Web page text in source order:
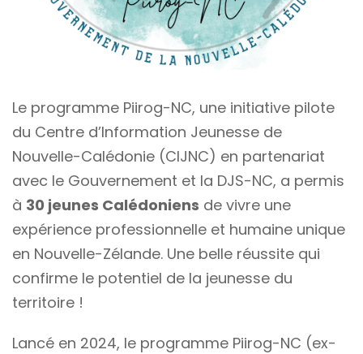
Le programme Piirog-NC, une initiative pilote
du Centre d’Information Jeunesse de
Nouvelle-Calédonie (CIJNC) en partenariat
avec le Gouvernement et la DJS-NC, a permis
à 30 jeunes Calédoniens de vivre une
expérience professionnelle et humaine unique
en Nouvelle-Zélande. Une belle réussite qui
confirme le potentiel de la jeunesse du
territoire !
Lancé en 2024, le programme Piirog-NC (ex-